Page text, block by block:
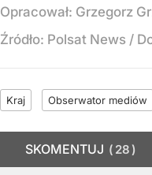
Opracował: Grzegorz
Źródło: Polsat News /
Kraj Obserwator mediów
SKOMENTUJ 28